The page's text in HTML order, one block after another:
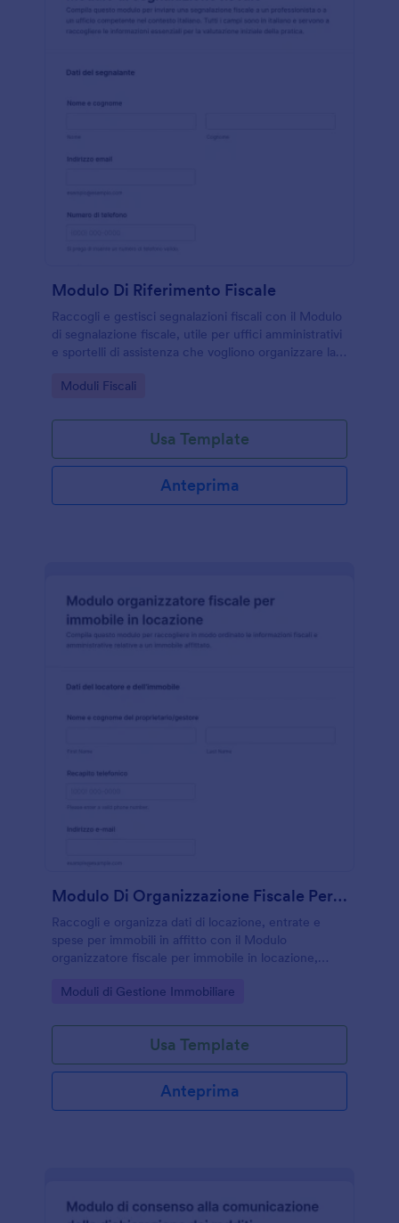
Modulo Di Riferimento Fiscale
Raccogli e gestisci segnalazioni fiscali con il Modulo
di segnalazione fiscale, utile per uffici amministrativi
e sportelli di assistenza che vogliono organizzare la
Go to Category:
Moduli Fiscali
Usa Template
Anteprima
Modulo Di Organizzazione Fiscale Per Immobili In Affitto 📋
Raccogli e organizza dati di locazione, entrate e
spese per immobili in affitto con il Modulo
organizzatore fiscale per immobile in locazione,
vogliono semplificare la raccolta dati su Jotform.
Go to Category:
Moduli di Gestione Immobiliare
Usa Template
Anteprima